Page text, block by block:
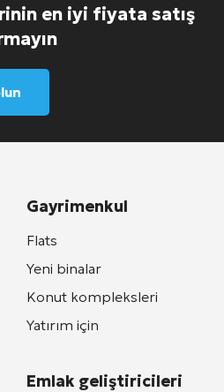
en iyi fiyata satış
Gayrimenkul
Flats
Yeni binalar
Konut kompleksleri
Yatırım için
Emlak geliştiricileri